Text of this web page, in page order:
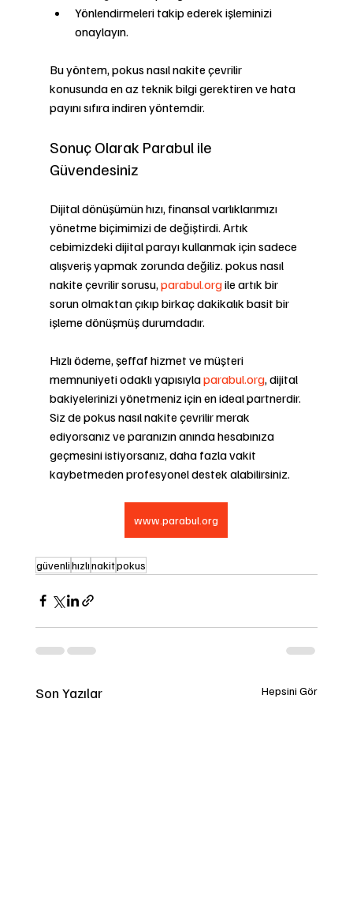
Yönlendirmeleri takip ederek işleminizi
onaylayın.
Bu yöntem, pokus nasıl nakite çevrilir
konusunda en az teknik bilgi gerektiren ve hata
payını sıfıra indiren yöntemdir.
Sonuç Olarak Parabul ile
Güvendesiniz
Dijital dönüşümün hızı, finansal varlıklarımızı
yönetme biçimimizi de değiştirdi. Artık
cebimizdeki dijital parayı kullanmak için sadece
alışveriş yapmak zorunda değiliz. pokus nasıl
nakite çevrilir sorusu, parabul.org ile artık bir
sorun olmaktan çıkıp birkaç dakikalık basit bir
işleme dönüşmüş durumdadır.
Hızlı ödeme, şeffaf hizmet ve müşteri
memnuniyeti odaklı yapısıyla parabul.org, dijital
bakiyelerinizi yönetmeniz için en ideal partnerdir.
Siz de pokus nasıl nakite çevrilir merak
ediyorsanız ve paranızın anında hesabınıza
geçmesini istiyorsanız, daha fazla vakit
kaybetmeden profesyonel destek alabilirsiniz.
www.parabul.org
güvenlihızlınakitpokus
Son Yazılar Hepsini Gör